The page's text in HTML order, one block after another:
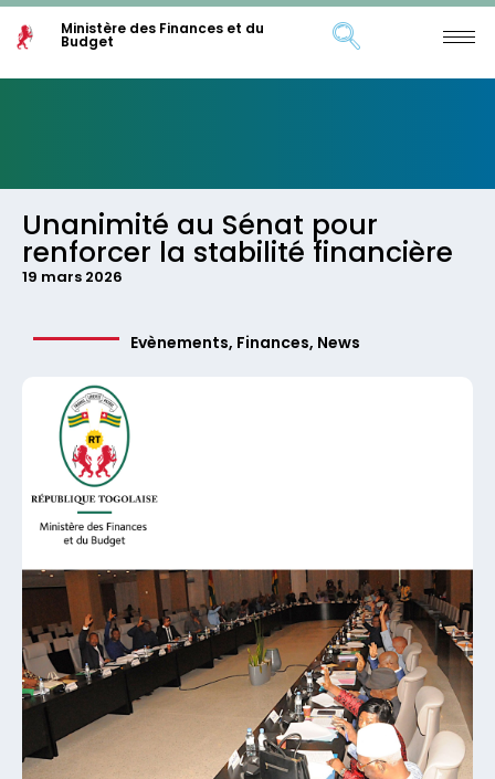
Ministère des Finances et du
Budget
Unanimité au Sénat pour
renforcer la stabilité financière
19 mars 2026
Evènements, Finances, News